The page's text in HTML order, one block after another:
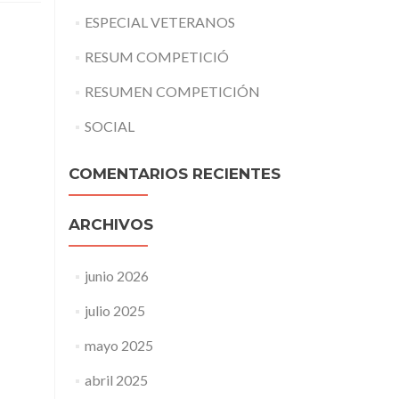
ESPECIAL VETERANOS
RESUM COMPETICIÓ
RESUMEN COMPETICIÓN
SOCIAL
COMENTARIOS RECIENTES
ARCHIVOS
junio 2026
julio 2025
mayo 2025
abril 2025